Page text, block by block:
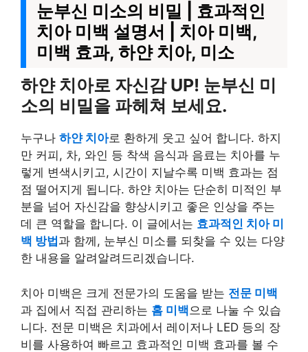
눈부신 미소의 비밀 | 효과적인
치아 미백 설명서 | 치아 미백,
미백 효과, 하얀 치아, 미소
하얀 치아로 자신감 UP! 눈부신 미
소의 비밀을 파헤쳐 보세요.
누구나 하얀 치아로 환하게 웃고 싶어 합니다. 하지
만 커피, 차, 와인 등 착색 음식과 음료는 치아를 누
렇게 변색시키고, 시간이 지날수록 미백 효과는 점
점 떨어지게 됩니다. 하얀 치아는 단순히 미적인 부
분을 넘어 자신감을 향상시키고 좋은 인상을 주는
데 큰 역할을 합니다. 이 글에서는 효과적인 치아 미
백 방법 과 함께, 눈부신 미소를 되찾을 수 있는 다양
한 내용을 알려알려드리겠습니다.
치아 미백은 크게 전문가의 도움을 받는 전문 미백
과 집에서 직접 관리하는 홈 미백으로 나눌 수 있습
니다. 전문 미백은 치과에서 레이저나 LED 등의 장
비를 사용하여 빠르고 효과적인 미백 효과를 볼 수